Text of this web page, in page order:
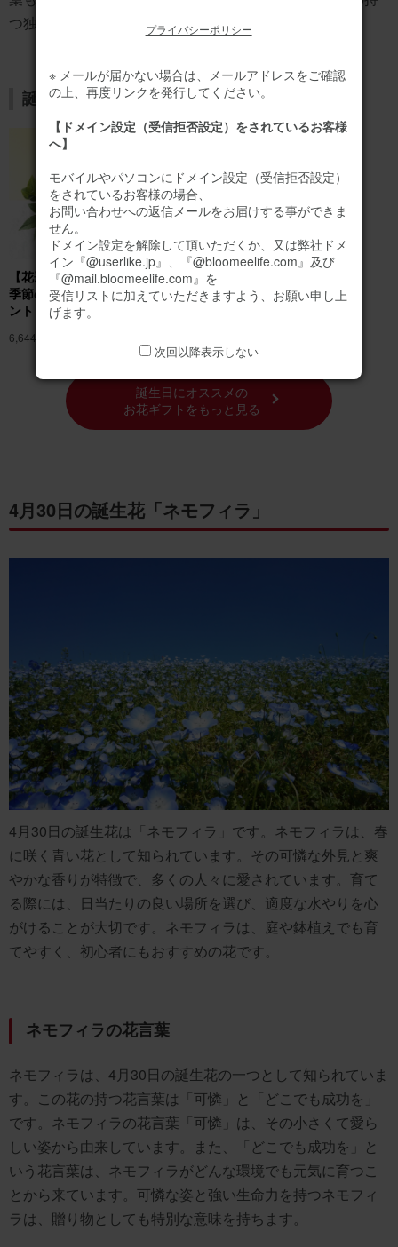
つ独特の魅力を象徴しています。
誕生日のお花ギフトはこちら
【花瓶不要】バラのみ
季節のお花アレンジメ
ント
6,644円
バラのブーケ（20
本） プレミアムロー
誕生日にオススメの
お花ギフトをもっと見る
4月30日の誕生花「ネモフィラ」
4月30日の誕生花は「ネモフィラ」です。ネモフィラは、春
に咲く青い花として知られています。その可憐な外見と爽
やかな香りが特徴で、多くの人々に愛されています。育て
る際には、日当たりの良い場所を選び、適度な水やりを心
がけることが大切です。ネモフィラは、庭や鉢植えでも育
てやすく、初心者にもおすすめの花です。
ネモフィラの花言葉
ネモフィラは、4月30日の誕生花の一つとして知られていま
す。この花の持つ花言葉は「可憐」と「どこでも成功を」
です。ネモフィラの花言葉「可憐」は、その小さくて愛ら
しい姿から由来しています。また、「どこでも成功を」と
いう花言葉は、ネモフィラがどんな環境でも元気に育つこ
とから来ています。可憐な姿と強い生命力を持つネモフィ
ラは、贈り物としても特別な意味を持ちます。
プライバシーポリシー
※ メールが届かない場合は、メールアドレスをご確認
の上、再度リンクを発行してください。
【ドメイン設定（受信拒否設定）をされているお客様
へ】
モバイルやパソコンにドメイン設定（受信拒否設定）
をされているお客様の場合、
お問い合わせへの返信メールをお届けする事ができま
せん。
ドメイン設定を解除して頂いただくか、又は弊社ドメ
イン『@userlike.jp』、『@bloomeelife.com』及び
『@mail.bloomeelife.com』を
受信リストに加えていただきますよう、お願い申し上
げます。
次回以降表示しない